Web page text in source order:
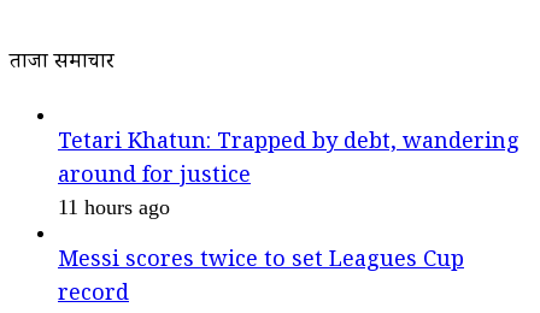
ताजा समाचार
Tetari Khatun: Trapped by debt, wandering
around for justice
11 hours ago
Messi scores twice to set Leagues Cup
record